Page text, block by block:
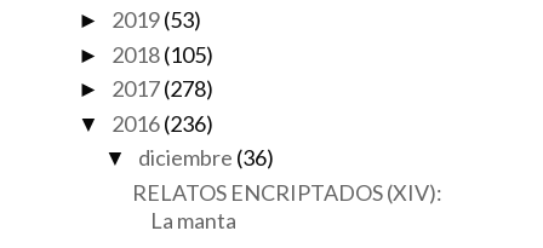
► 2019(53)
► 2018(105)
► 2017(278)
▼ 2016(236)
▼ diciembre (36)
RELATOS ENCRIPTADOS (XIV):
La manta